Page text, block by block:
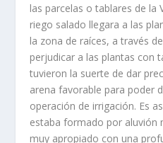
las parcelas o tablares de la
riego salado llegara a las
la zona de raíces, a través
perjudicar a las plantas con
tuvieron la suerte de dar
arena favorable para poder
operación de irrigación. Es
estaba formado por aluvión
muy apropiado con una